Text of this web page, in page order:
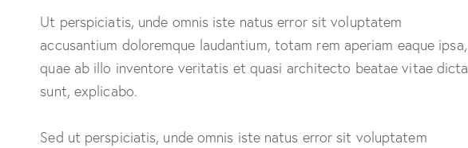
Ut perspiciatis, unde omnis iste natus error sit voluptatem
accusantium doloremque laudantium, totam rem aperiam eaque ipsa,
quae ab illo inventore veritatis et quasi architecto beatae vitae dicta
sunt, explicabo.
Sed ut perspiciatis, unde omnis iste natus error sit voluptatem